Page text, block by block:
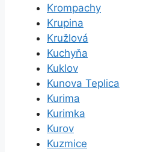
Krompachy
Krupina
Kružlová
Kuchyňa
Kuklov
Kunova Teplica
Kurima
Kurimka
Kurov
Kuzmice